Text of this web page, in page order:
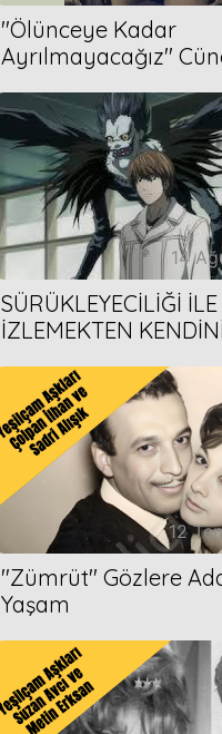
''Ölünceye Kadar
Ayrılmayacağız''
14
SÜRÜKLEYECİLİĞİ İLE
İZLEMEKTEN
ÖNERİMİZ
12
''Zümrüt'' Gözlere
Yaşam